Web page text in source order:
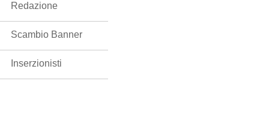
Redazione
Scambio Banner
Inserzionisti